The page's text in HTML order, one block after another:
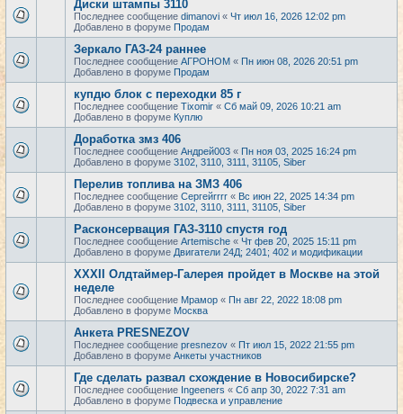
Диски штампы 3110
Последнее сообщение dimanovi « Чт июл 16, 2026 12:02 pm
Добавлено в форуме Продам
Зеркало ГАЗ-24 раннее
Последнее сообщение АГРОНОМ « Пн июн 08, 2026 20:51 pm
Добавлено в форуме Продам
купдю блок с переходки 85 г
Последнее сообщение Tixomir « Сб май 09, 2026 10:21 am
Добавлено в форуме Куплю
Доработка змз 406
Последнее сообщение Андрей003 « Пн ноя 03, 2025 16:24 pm
Добавлено в форуме 3102, 3110, 3111, 31105, Siber
Перелив топлива на ЗМЗ 406
Последнее сообщение Сергейrrrr « Вс июн 22, 2025 14:34 pm
Добавлено в форуме 3102, 3110, 3111, 31105, Siber
Расконсервация ГАЗ-3110 спустя год
Последнее сообщение Artemische « Чт фев 20, 2025 15:11 pm
Добавлено в форуме Двигатели 24Д; 2401; 402 и модификации
XXXII Олдтаймер-Галерея пройдет в Москве на этой
неделе
Последнее сообщение Мрамор « Пн авг 22, 2022 18:08 pm
Добавлено в форуме Москва
Анкета PRESNEZOV
Последнее сообщение presnezov « Пт июл 15, 2022 21:55 pm
Добавлено в форуме Анкеты участников
Где сделать развал схождение в Новосибирске?
Последнее сообщение Ingeeners « Сб апр 30, 2022 7:31 am
Добавлено в форуме Подвеска и управление